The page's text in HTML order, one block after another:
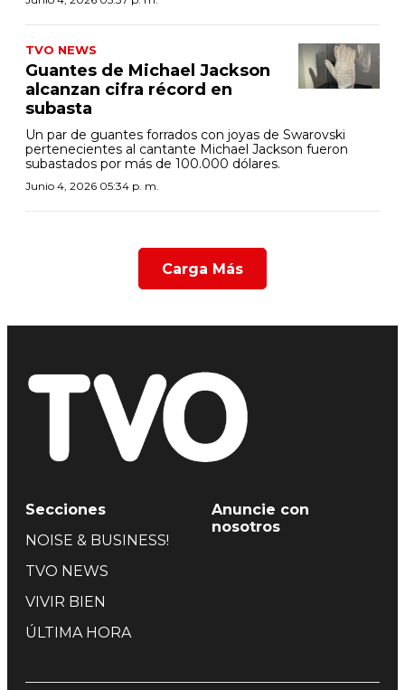
TVO NEWS
Guantes de Michael Jackson
alcanzan cifra récord en
subasta
Un par de guantes forrados con joyas de Swarovski
pertenecientes al cantante Michael Jackson fueron
subastados por más de 100.000 dólares.
Junio 4, 2026 05:34 p. m.
Carga Más
Secciones
NOISE & BUSINESS!
TVO NEWS
VIVIR BIEN
ÚLTIMA HORA
Anuncie con
nosotros